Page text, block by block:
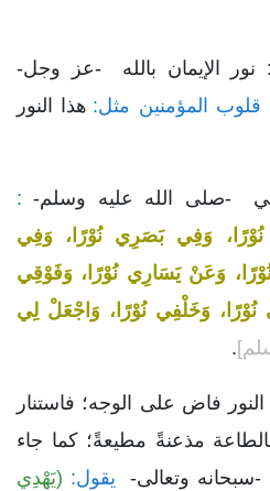
نور الإيمان بالله -عز وجل-
قلوب المؤمنين مثل: هذا النور
-صلى الله عليه وسلم-:
وَفِي بَصَرِي نُوْرًا، وَفِي
وَعَنْ يَسَارِي نُوْرًا، وَفَوْقِي
نُوْرًا، وَخَلْفِي نُوْرًا، وَاجْعَلْ لِي
.
فاض على الوجه؛ فاستنار
مذعنةً مطيعةً؛ كما جاء
-سبحانه وتعالى-يقول: (يَهْدِي